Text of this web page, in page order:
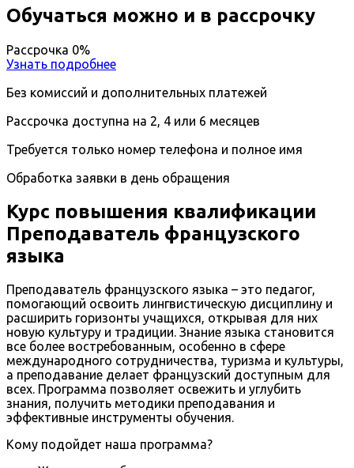
Обучаться можно и в рассрочку
Рассрочка 0%
Узнать подробнее
Без комиссий и дополнительных платежей
Рассрочка доступна на 2, 4 или 6 месяцев
Требуется только номер телефона и полное имя
Обработка заявки в день обращения
Курс повышения квалификации
Преподаватель французского
языка
Преподаватель французского языка – это педагог,
помогающий освоить лингвистическую дисциплину и
расширить горизонты учащихся, открывая для них
новую культуру и традиции. Знание языка становится
все более востребованным, особенно в сфере
международного сотрудничества, туризма и культуры,
а преподавание делает французский доступным для
всех. Программа позволяет освежить и углубить
знания, получить методики преподавания и
эффективные инструменты обучения.
Кому подойдет наша программа?